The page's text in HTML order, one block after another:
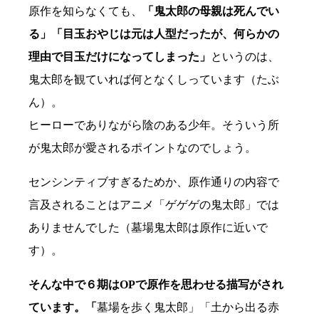
原作を知らなくても、
「鬼太郎の母親は死んでい
る」「目玉おやじは元は人型だったが、何らかの
理由で目玉だけになってしまった」 というのは、
鬼太郎を観ていれば何となくしっています（たぶ
ん）。
ヒーローでありながら陰のある少年。そういう所
が鬼太郎が愛されるポイントなのでしょう。
センシンティブすぎるためか、原作通りの内容で
言及されることはアニメ「ゲゲゲの鬼太郎」では
ありませんでした（墓場鬼太郎は原作に近いで
す）。
そんな中で６期はOPで原作を思わせる描写がされ
ています。「墓場を歩く鬼太郎」「土から出る赤